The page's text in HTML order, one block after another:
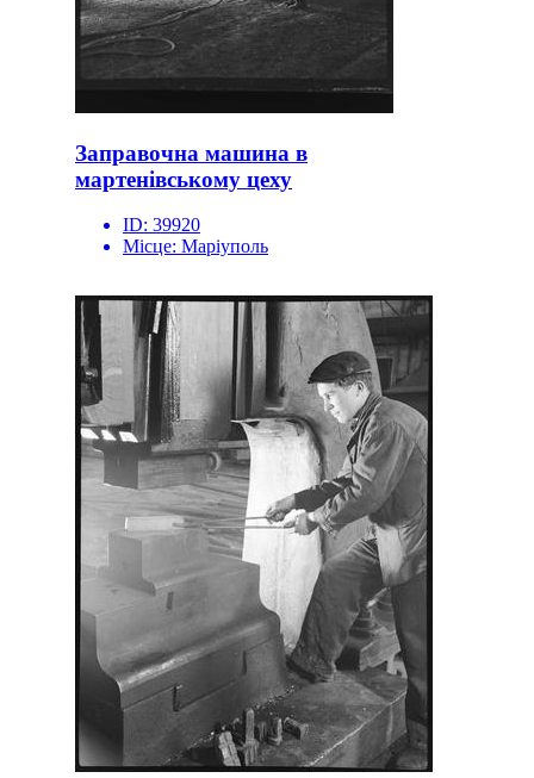
Заправочна машина в
мартенівському цеху
ID: 39920
Місце: Маріуполь